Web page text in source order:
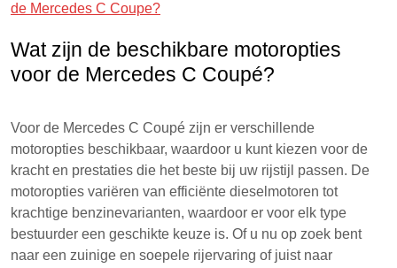
de Mercedes C Coupe?
Wat zijn de beschikbare motoropties
voor de Mercedes C Coupé?
Voor de Mercedes C Coupé zijn er verschillende
motoropties beschikbaar, waardoor u kunt kiezen voor de
kracht en prestaties die het beste bij uw rijstijl passen. De
motoropties variëren van efficiënte dieselmotoren tot
krachtige benzinevarianten, waardoor er voor elk type
bestuurder een geschikte keuze is. Of u nu op zoek bent
naar een zuinige en soepele rijervaring of juist naar